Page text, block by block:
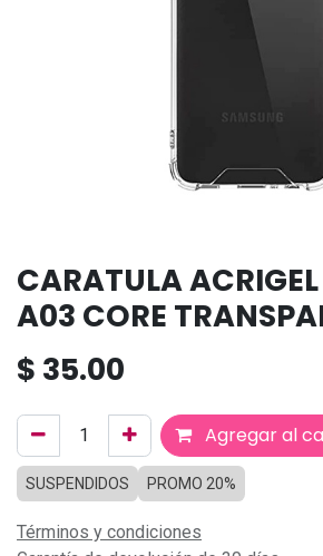
CARATULA
A03 CORE
$ 35.00
Agregar al
SUSPENDIDOS PROMO 20%
Términos y condiciones